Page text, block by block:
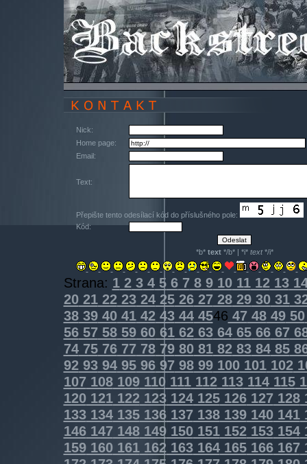
Nick:
Home page:
Email:
Text:
Přepište tento odesílací kód do příslušného pole:
Kód:
*b* text*/b* | *i* text*/i*
Strana: 12345678910111213
202122232425262728293031
383940414243444546 47484950
565758596061626364656667
747576777879808182838485
9293949596979899100101102
107108109110111112113114115
120121122123124125126127128
133134135136137138139140141
146147 148149150151152153154
159160161162163164165166167